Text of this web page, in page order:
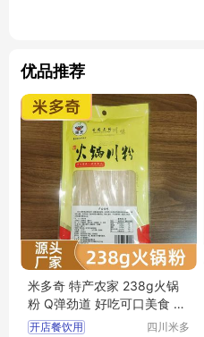
优品推荐
米多奇 特产农家 238g火锅
粉 Q弹劲道 好吃可口美食 制
作简单
开店餐饮用
四川米多